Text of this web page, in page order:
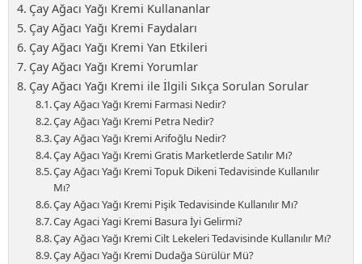
Çay Ağacı Yağı Kremi Kullananlar
Çay Ağacı Yağı Kremi Faydaları
Çay Ağacı Yağı Kremi Yan Etkileri
Çay Ağacı Yağı Kremi Yorumlar
Çay Ağacı Yağı Kremi ile İlgili Sıkça Sorulan Sorular
Çay Ağacı Yağı Kremi Farmasi Nedir?
Çay Ağacı Yağı Kremi Petra Nedir?
Çay Ağacı Yağı Kremi Arifoğlu Nedir?
Çay Ağacı Yağı Kremi Gratis Marketlerde Satılır Mı?
Çay Ağacı Yağı Kremi Topuk Dikeni Tedavisinde Kullanılır
Mı?
Çay Ağacı Yağı Kremi Pişik Tedavisinde Kullanılır Mı?
Cay Agaci Yagi Kremi Basura İyi Gelirmi?
Çay Ağacı Yağı Kremi Cilt Lekeleri Tedavisinde Kullanılır Mı?
Çay Ağacı Yağı Kremi Dudağa Sürülür Mü?